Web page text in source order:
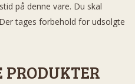
på denne vare. Du skal
tages forbehold for udsolgte
PRODUKTER